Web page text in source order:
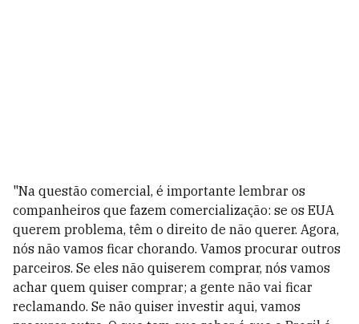
"Na questão comercial, é importante lembrar os
companheiros que fazem comercialização: se os EUA
querem problema, têm o direito de não querer. Agora,
nós não vamos ficar chorando. Vamos procurar outros
parceiros. Se eles não quiserem comprar, nós vamos
achar quem quiser comprar; a gente não vai ficar
reclamando. Se não quiser investir aqui, vamos